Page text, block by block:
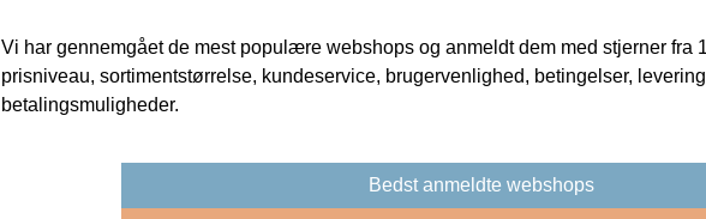
Vi har gennemgået de mest populære webshops og anmeldt dem med stjerner fra
prisniveau, sortimentstørrelse, kundeservice, brugervenlighed, betingelser,
betalingsmuligheder.
Bedst anmeldte webshops